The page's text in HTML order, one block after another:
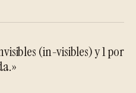
(in-visibles) y 1 por